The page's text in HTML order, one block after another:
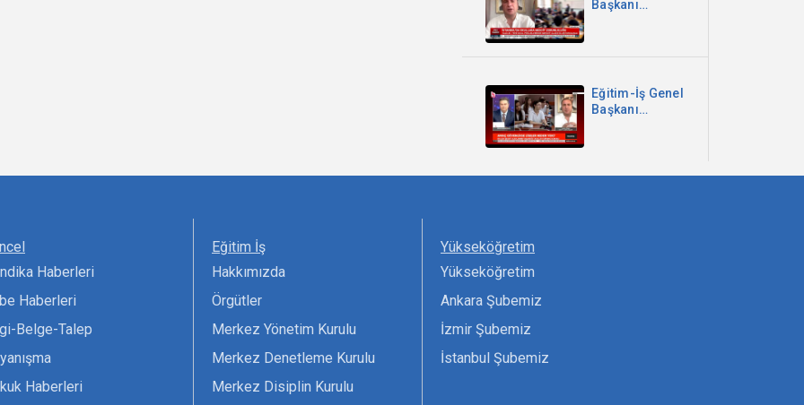
Kanal B
Başkanı
Zorunluluğu -
Sözcü TV
Eğitim-İş Genel
Başkanı
Halk TV
Haberleri
Haberleri
Belge-Talep
Haberleri
Eğitim İş
Hakkımızda
Örgütler
Merkez Yönetim Kurulu
Merkez Denetleme Kurulu
Merkez Disiplin Kurulu
Yükseköğretim
Yükseköğretim
Ankara Şubemiz
İzmir Şubemiz
İstanbul Şubemiz